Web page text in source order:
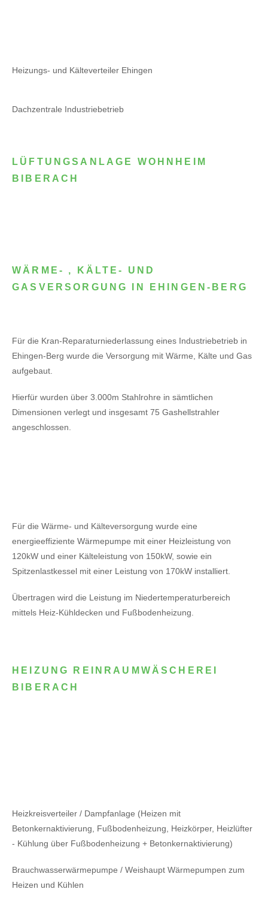
Heizungs- und Kälteverteiler Ehingen
Dachzentrale Industriebetrieb
LÜFTUNGSANLAGE WOHNHEIM
BIBERACH
WÄRME- , KÄLTE- UND
GASVERSORGUNG IN EHINGEN-BERG
Für die Kran-Reparaturniederlassung eines Industriebetrieb in
Ehingen-Berg wurde die Versorgung mit Wärme, Kälte und Gas
aufgebaut.
Hierfür wurden über 3.000m Stahlrohre in sämtlichen
Dimensionen verlegt und insgesamt 75 Gashellstrahler
angeschlossen.
Für die Wärme- und Kälteversorgung wurde eine
energieeffiziente Wärmepumpe mit einer Heizleistung von
120kW und einer Kälteleistung von 150kW, sowie ein
Spitzenlastkessel mit einer Leistung von 170kW installiert.
Übertragen wird die Leistung im Niedertemperaturbereich
mittels Heiz-Kühldecken und Fußbodenheizung.
HEIZUNG REINRAUMWÄSCHEREI
BIBERACH
Heizkreisverteiler / Dampfanlage (Heizen mit
Betonkernaktivierung, Fußbodenheizung, Heizkörper, Heizlüfter
- Kühlung über Fußbodenheizung + Betonkernaktivierung)
Brauchwasserwärmepumpe / Weishaupt Wärmepumpen zum
Heizen und Kühlen